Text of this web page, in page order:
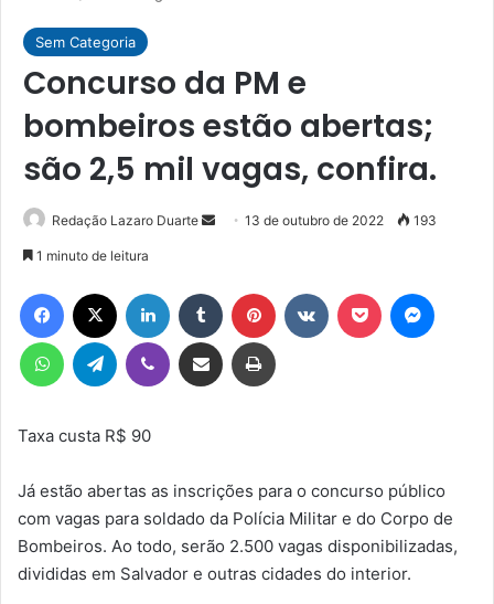
Sem Categoria
Concurso da PM e
bombeiros estão abertas;
são 2,5 mil vagas, confira.
Redação Lazaro Duarte
Mande
mail
13 de outubro de 2022 193
1 minuto de leitura
Facebook Linkedin Tumblr Pinterest Pocket
WhatsAppTelegram Viber Compartilhar via e-mail Imprimir
Taxa custa R$ 90
Já estão abertas as inscrições para o concurso público
com vagas para soldado da Polícia Militar e do Corpo de
Bombeiros. Ao todo, serão 2.500 vagas disponibilizadas,
divididas em Salvador e outras cidades do interior.